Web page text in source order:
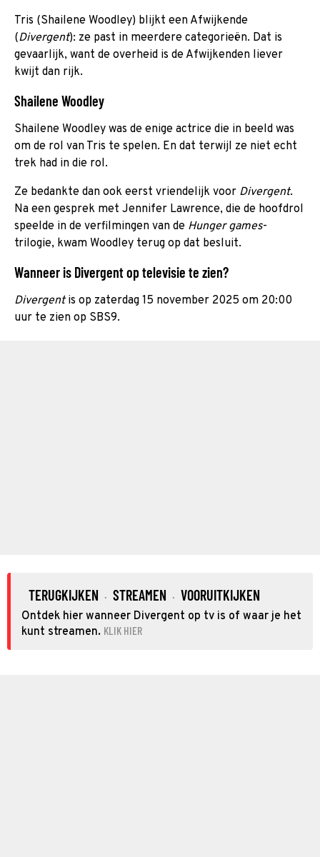
Tris (Shailene Woodley) blijkt een Afwijkende
(Divergent): ze past in meerdere categorieën. Dat is
gevaarlijk, want de overheid is de Afwijkenden liever
kwijt dan rijk.
Shailene Woodley
Shailene Woodley was de enige actrice die in beeld was
om de rol van Tris te spelen. En dat terwijl ze niet echt
trek had in die rol.
Ze bedankte dan ook eerst vriendelijk voor Divergent.
Na een gesprek met Jennifer Lawrence, die de hoofdrol
speelde in de verfilmingen van de Hunger games-
trilogie, kwam Woodley terug op dat besluit.
Wanneer is Divergent op televisie te zien?
Divergentis op zaterdag 15 november 2025 om 20:00
uur te zien op SBS9.
TERUGKIJKEN · STREAMEN · VOORUITKIJKEN
Ontdek hier wanneer Divergent op tv is of waar je het
kunt streamen. KLIK HIER